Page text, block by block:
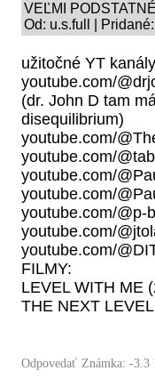
VEĽMI
Od: u.s.full |
užitočné YT
youtube.com/
(dr. John D tam
disequilibrium)
youtube.com/
youtube.com/
youtube.com/
youtube.com/
youtube.com/@p-
youtube.com/
youtube.com/
FILMY:
LEVEL WITH ME
THE NEXT
Odpovedať Známka: -3.3